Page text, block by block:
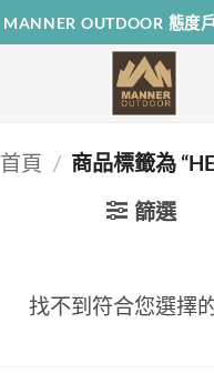
MANNER OUTDOOR 態度
首頁 / 商品標籤為
篩選
找不到符合您選擇